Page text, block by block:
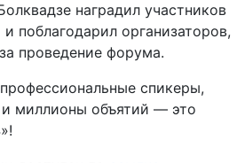
поблагодарил организаторов,
проведение форума.
спикеры,
миллионы объятий — это
доступен по